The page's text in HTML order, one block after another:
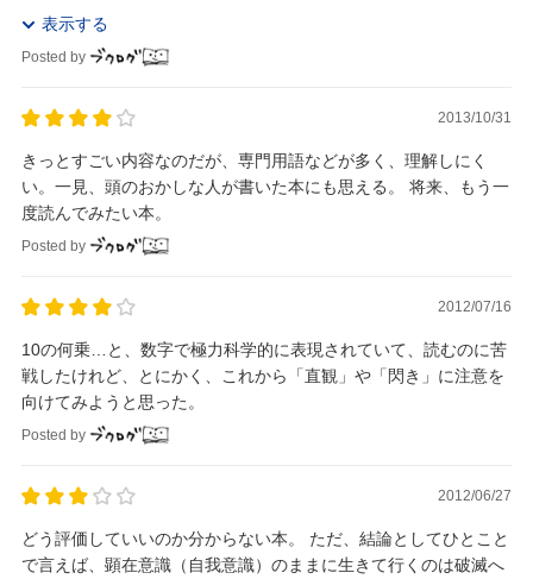
が・・・。これこれ！という感覚。 時々 そういう本...
表示する
Posted by
2013/10/31
きっとすごい内容なのだが、専門用語などが多く、理解しにく
い。一見、頭のおかしな人が書いた本にも思える。 将来、もう一
度読んでみたい本。
Posted by
2012/07/16
10の何乗…と、数字で極力科学的に表現されていて、読むのに苦
戦したけれど、とにかく、これから「直観」や「閃き」に注意を
向けてみようと思った。
Posted by
2012/06/27
どう評価していいのか分からない本。 ただ、結論としてひとこと
で言えば、顕在意識（自我意識）のままに生きて行くのは破滅へ